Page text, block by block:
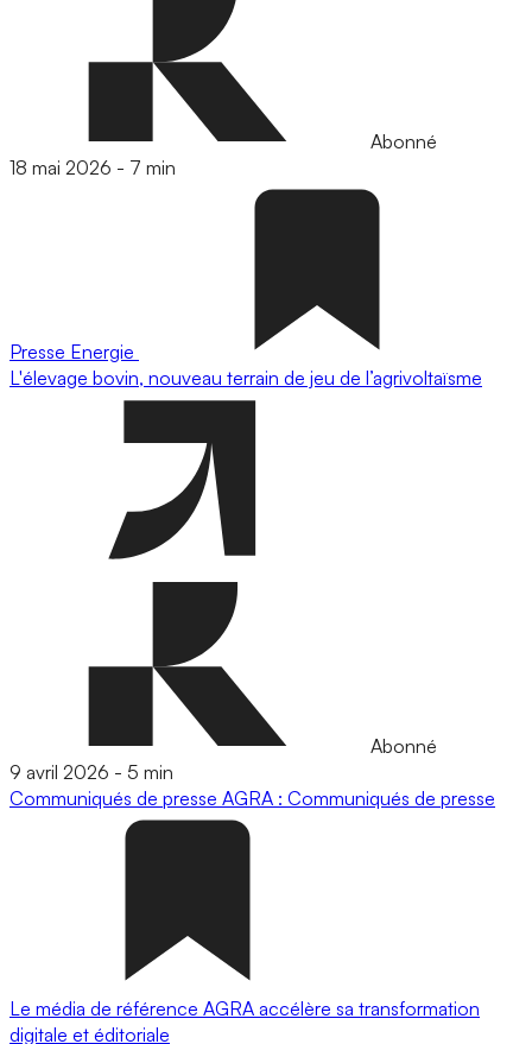
Abonné
18 mai 2026 - 7 min
Presse Energie
L'élevage bovin, nouveau terrain de jeu de l’agrivoltaïsme
Abonné
9 avril 2026 - 5 min
Communiqués de presse AGRA : Communiqués de presse
Le média de référence AGRA accélère sa transformation
digitale et éditoriale